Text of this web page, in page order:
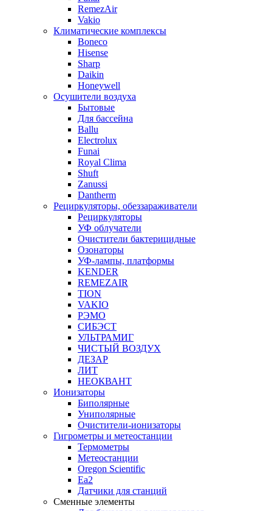
RemezAir
Vakio
Климатические комплексы
Boneco
Hisense
Sharp
Daikin
Honeywell
Осушители воздуха
Бытовые
Для бассейна
Ballu
Electrolux
Funai
Royal Clima
Shuft
Zanussi
Dantherm
Рециркуляторы, обеззараживатели
Рециркуляторы
УФ облучатели
Очистители бактерицидные
Озонаторы
УФ-лампы, платформы
KENDER
REMEZAIR
TION
VAKIO
РЭМО
СИБЭСТ
УЛЬТРАМИГ
ЧИСТЫЙ ВОЗДУХ
ДЕЗАР
ЛИТ
НЕОКВАНТ
Ионизаторы
Биполярные
Униполярные
Очистители-ионизаторы
Гигрометры и метеостанции
Термометры
Метеостанции
Oregon Scientific
Ea2
Датчики для станций
Сменные элементы